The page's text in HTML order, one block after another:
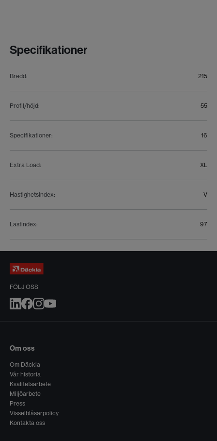
Specifikationer
Bredd: 215
Profil/höjd: 55
Specifikationer: 16
Extra Load: XL
Hastighetsindex: V
Lastindex: 97
FÖLJ OSS
Om oss
Om Däckia
Vår historia
Kvalitetsarbete
Miljöarbete
Press
Visselblåsarpolicy
Kontakta oss